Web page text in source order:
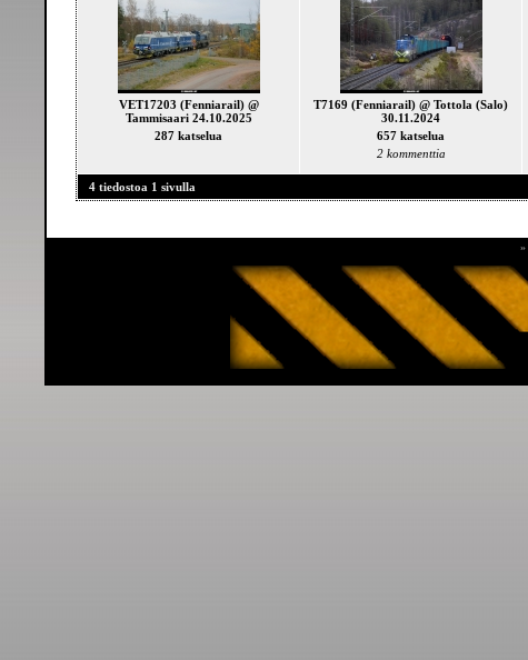
VET17203 (Fenniarail) @
Tammisaari 24.10.2025
287 katselua
T7169 (Fenniarail) @ Tottola (Salo)
30.11.2024
657 katselua
2 kommenttia
4 tiedostoa 1 sivulla
»